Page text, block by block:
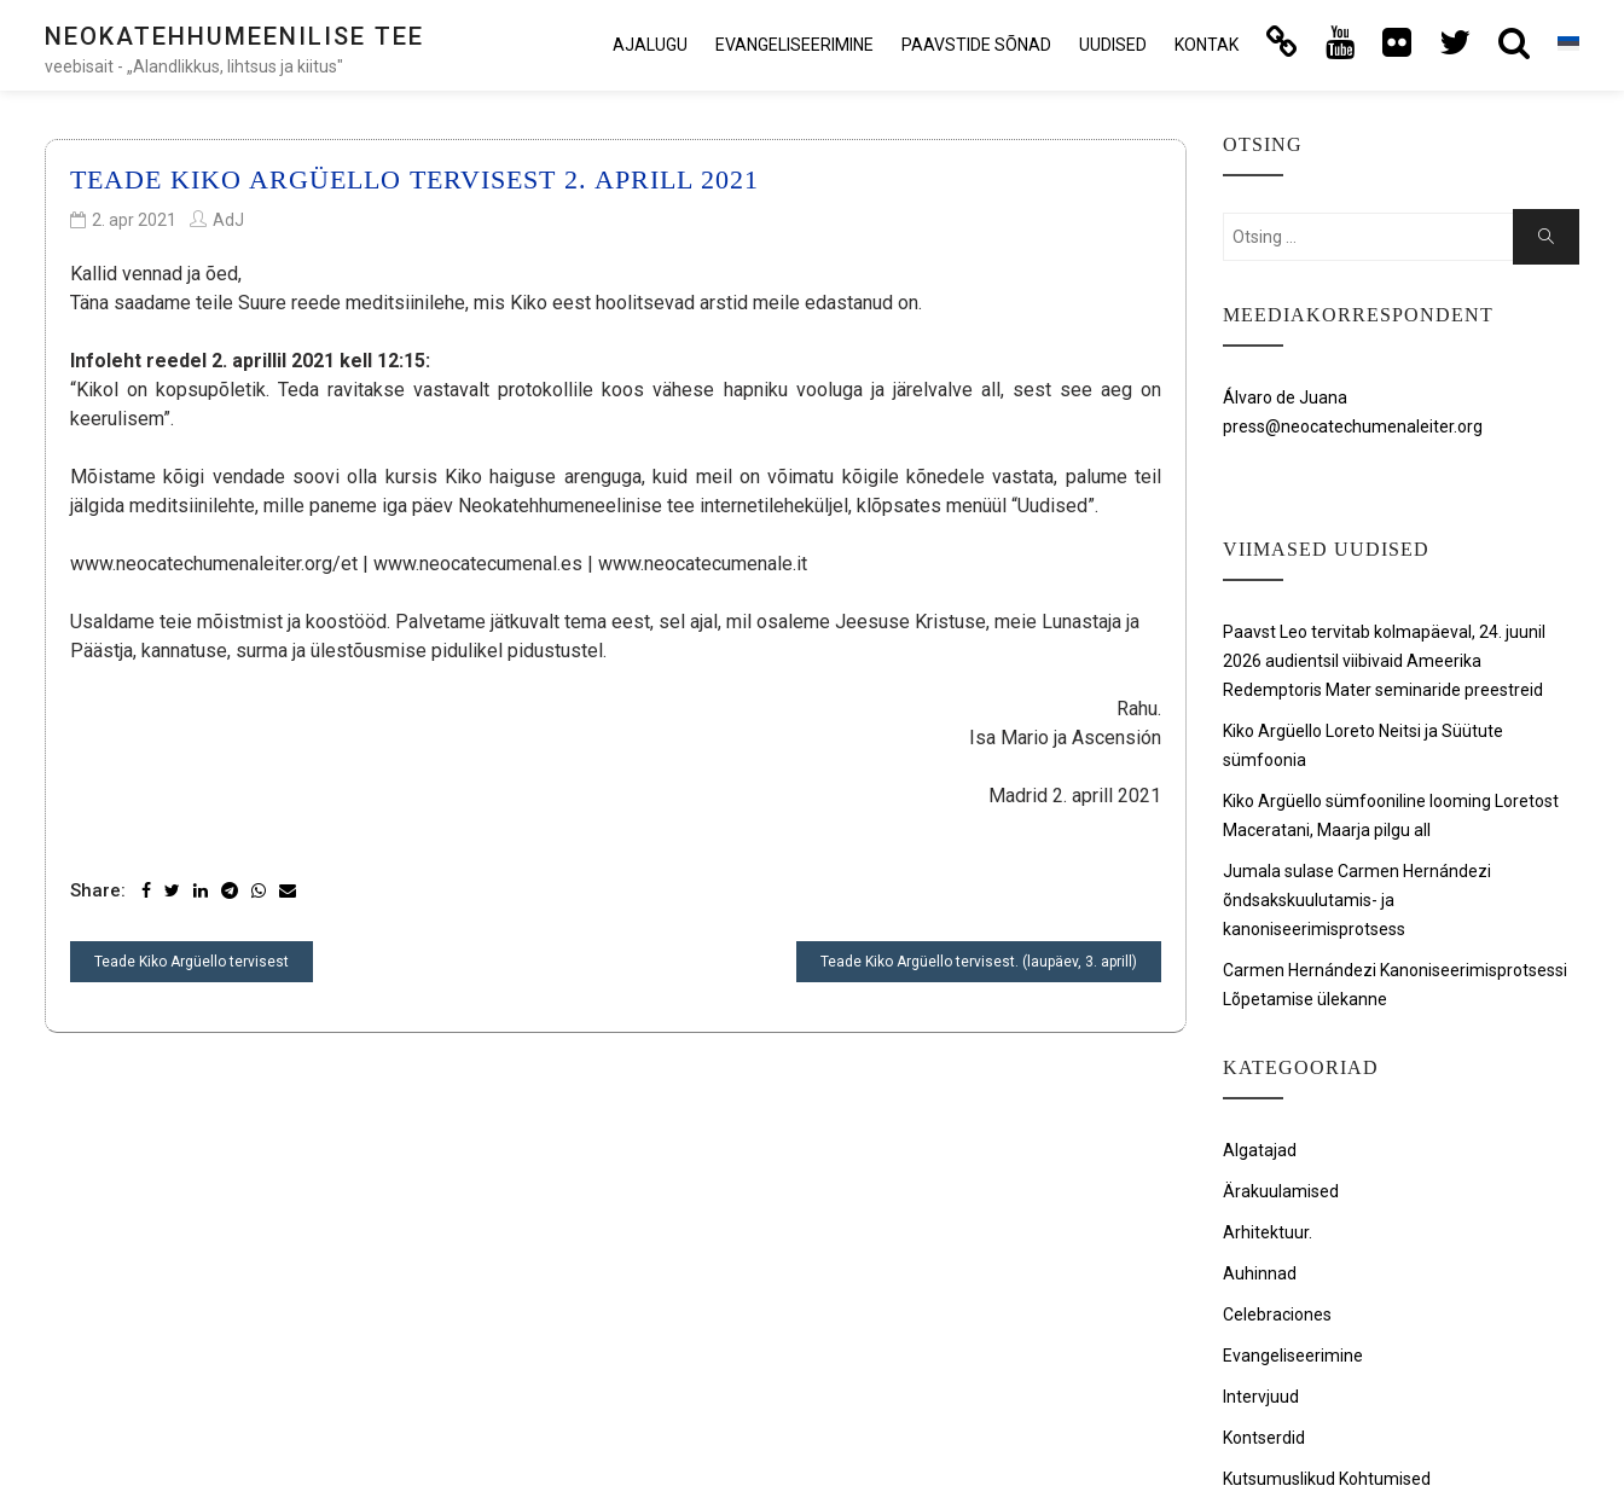
NEOKATEHHUMEENILISE TEE
veebisait - „Alandlikkus, lihtsus ja kiitus"
AJALUGU EVANGELISEERIMINE PAAVSTIDE SÕNAD UUDISED KONTAK
TEADE KIKO ARGÜELLO TERVISEST 2. APRILL 2021
2. apr 2021 AdJ
Kallid vennad ja õed,
Täna saadame teile Suure reede meditsiinilehe, mis Kiko eest hoolitsevad arstid meile edastanud on.
Infoleht reedel 2. aprillil 2021 kell 12:15:
“Kikol on kopsupõletik. Teda ravitakse vastavalt protokollile koos vähese hapniku vooluga ja järelvalve all, sest see aeg on
keerulisem”.
Mõistame kõigi vendade soovi olla kursis Kiko haiguse arenguga, kuid meil on võimatu kõigile kõnedele vastata, palume teil
jälgida meditsiinilehte, mille paneme iga päev Neokatehhumeneelinise tee internetileheküljel, klõpsates menüül “Uudised”.
www.neocatechumenaleiter.org/et | www.neocatecumenal.es | www.neocatecumenale.it
Usaldame teie mõistmist ja koostööd. Palvetame jätkuvalt tema eest, sel ajal, mil osaleme Jeesuse Kristuse, meie Lunastaja ja
Päästja, kannatuse, surma ja ülestõusmise pidulikel pidustustel.
Rahu.
Isa Mario ja Ascensión
Madrid 2. aprill 2021
Share:
NAVIGEERIMINE
Teade Kiko Argüello tervisest Teade Kiko Argüello tervisest. (laupäev, 3. aprill)
OTSING
Search
Search
MEEDIAKORRESPONDENT
Álvaro de Juana
press@neocatechumenaleiter.org
VIIMASED UUDISED
Paavst Leo tervitab kolmapäeval, 24. juunil
2026 audientsil viibivaid Ameerika
Redemptoris Mater seminaride preestreid
Kiko Argüello Loreto Neitsi ja Süütute
sümfoonia
Kiko Argüello sümfooniline looming Loretost
Maceratani, Maarja pilgu all
Jumala sulase Carmen Hernándezi
õndsakskuulutamis- ja
kanoniseerimisprotsess
Carmen Hernándezi Kanoniseerimisprotsessi
Lõpetamise ülekanne
KATEGOORIAD
Algatajad
Ärakuulamised
Arhitektuur.
Auhinnad
Celebraciones
Evangeliseerimine
Intervjuud
Kontserdid
Kutsumuslikud Kohtumised